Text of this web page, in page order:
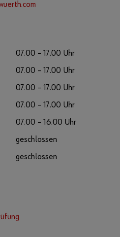
07.00 – 17.00 Uhr
07.00 – 17.00 Uhr
07.00 – 17.00 Uhr
07.00 – 17.00 Uhr
07.00 – 16.00 Uhr
geschlossen
geschlossen